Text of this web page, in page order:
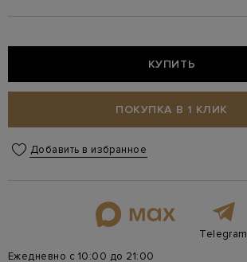
КУПИТЬ
ПОКУПКА В 1 КЛИК
Добавить в избранное
Telegram
Ежедневно с 10:00 до 21:00